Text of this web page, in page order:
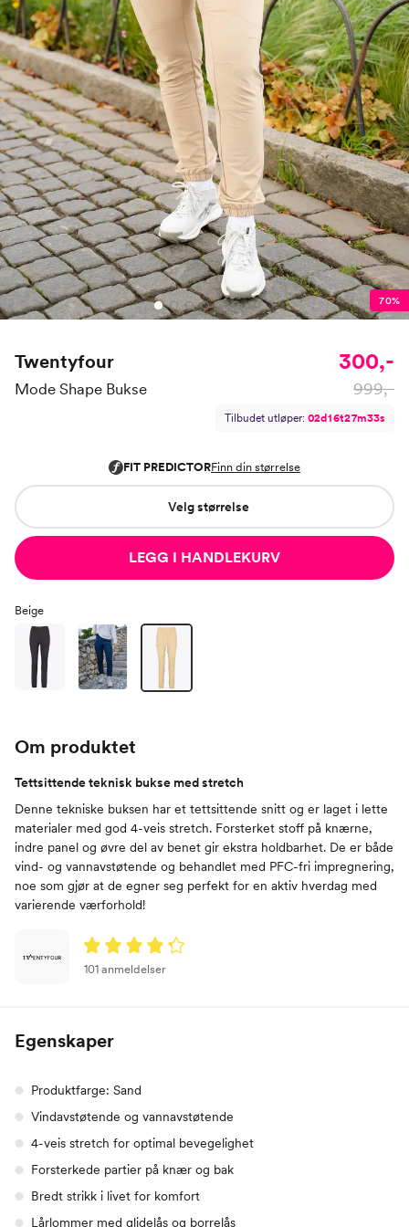
70%
Twentyfour
Mode Shape Bukse
300,-
999,-
Tilbudet utløper: 02d16t27m32s
Velg størrelse
LEGG I HANDLEKURV
Beige
Om produktet
Tettsittende teknisk bukse med stretch
Denne tekniske buksen har et tettsittende snitt og er laget i lette
materialer med god 4-veis stretch. Forsterket stoff på knærne,
indre panel og øvre del av benet gir ekstra holdbarhet. De er både
vind- og vannavstøtende og behandlet med PFC-fri impregnering,
noe som gjør at de egner seg perfekt for en aktiv hverdag med
varierende værforhold!
101 anmeldelser
Egenskaper
Produktfarge: Sand
Vindavstøtende og vannavstøtende
4-veis stretch for optimal bevegelighet
Forsterkede partier på knær og bak
Bredt strikk i livet for komfort
Lårlommer med glidelås og borrelås